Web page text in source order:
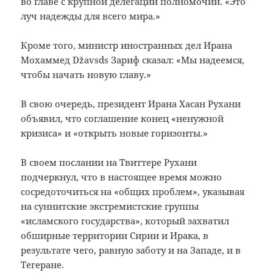
луч надежды для всего мира.»
Кроме того, министр иностранных дел Ирана
Мохаммед Džavsds Зариф сказал: «Мы надеемся,
чтобы начать новую главу.»
В свою очередь, президент Ирана Хасан Рухани
объявил, что соглашение конец «ненужной
кризиса» и «открыть новые горизонты.»
В своем послании на Твиттере Рухани
подчеркнул, что в настоящее время можно
сосредоточиться на «общих проблем», указывая
на суннитские экстремистские группы
«исламского государства», который захватил
обширные территории Сирии и Ирака, в
результате чего, равную заботу и на Западе, и в
Тегеране.